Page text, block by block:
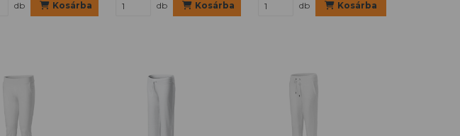
db Kosárba db Kosárba db Kosárba